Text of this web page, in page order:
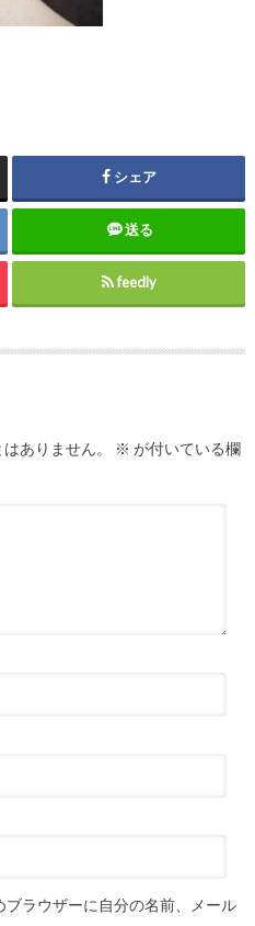
シェア
送る
feedly
ありません。 ※ が付いている欄
ラウザーに自分の名前、メール